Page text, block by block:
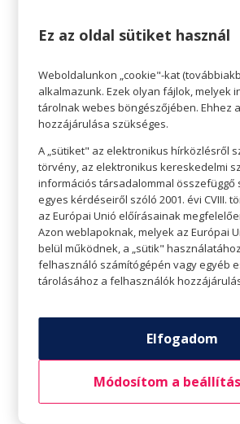
Szentgyörgyi Rómeó, profi
hatszoros aerobik Világ-,
Európabajnok. Az aktív
Rómeó tudja, hogy mit jelent
küzdelem és a
teljesmértékben tudja és
érzés a „dobogó legfelső
hisz abban, hogy jó edző
ment volna neki. Gyere és
Rómeó csapatához, hagyd,
Rómeóval kattints a
oldalra.
Ez az oldal sütiket használ
Weboldalunkon „cookie"-kat
alkalmazunk. Ezek olyan fájlok, melyek
tárolnak webes böngészőjében. Ehhez
hozzájárulása szükséges.
A „sütiket" az elektronikus hírközlésről
törvény, az elektronikus kereskedelmi
információs társadalommal összefüggő
egyes kérdéseiről szóló 2001. évi CVIII.
az Európai Unió előírásainak
Azon weblapoknak, melyek az Európai
belül működnek, a „sütik"
felhasználó számítógépén vagy egyéb
tárolásához a felhasználók
Elfogadom
Módosítom a